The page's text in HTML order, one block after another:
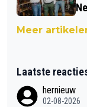
Meer
Laatste
hernieuw
02-08-2026